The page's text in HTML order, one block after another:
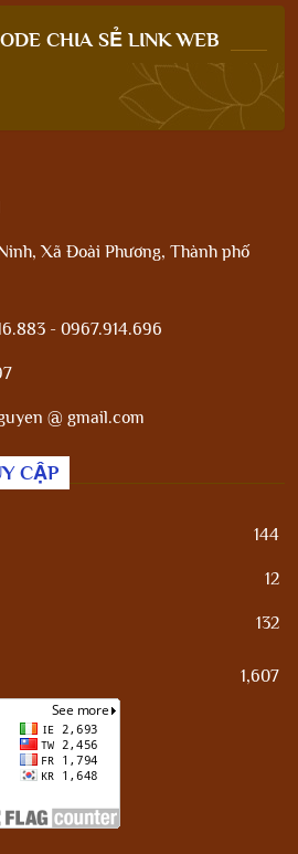
CHIA SẺ LINK WEB
Xã Đoài Phương, Thành phố
- 0967.914.696
@ gmail.com
CẬP
144
12
132
1,607